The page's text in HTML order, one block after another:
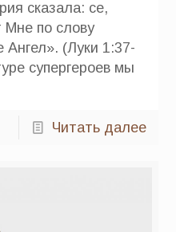
сказала: се,
Мне по слову
(Луки 1:37-
супергероев мы
Читать далее